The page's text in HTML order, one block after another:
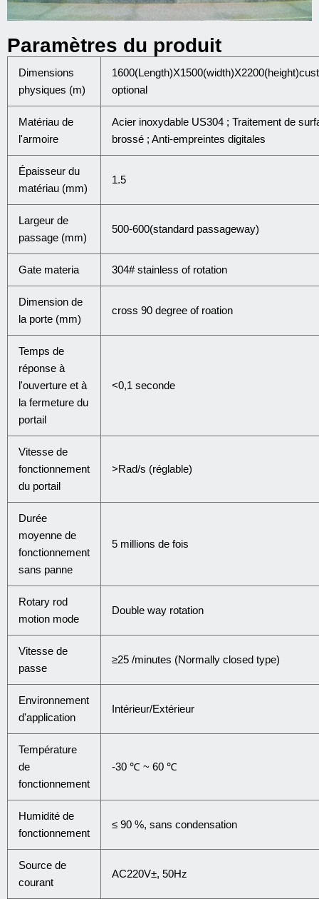
Paramètres du produit
Dimensions
physiques (m)
optional
Matériau de
l'armoire
Acier inoxydable US304 ; Traitement de
brossé ; Anti-empreintes digitales
Épaisseur du
matériau (mm)
1.5
Largeur de
passage (mm)
500-600(standard passageway)
Gate materia 304# stainless of rotation
Dimension de
la porte (mm)
cross 90 degree of roation
Temps de
réponse à
l'ouverture et à
la fermeture du
portail
<0,1 seconde
Vitesse de
fonctionnement
du portail
>Rad/s (réglable)
Durée
moyenne de
fonctionnement
sans panne
5 millions de fois
Rotary rod
motion mode
Double way rotation
Vitesse de
passe
≥25 /minutes (Normally closed type)
Environnement
d'application
Intérieur/Extérieur
Température
de
fonctionnement
-30 ℃ ~ 60 ℃
Humidité de
fonctionnement
≤ 90 %, sans condensation
Source de
courant
AC220V±, 50Hz